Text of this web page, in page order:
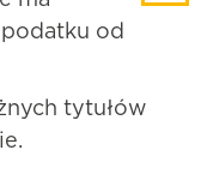
od
tytułów